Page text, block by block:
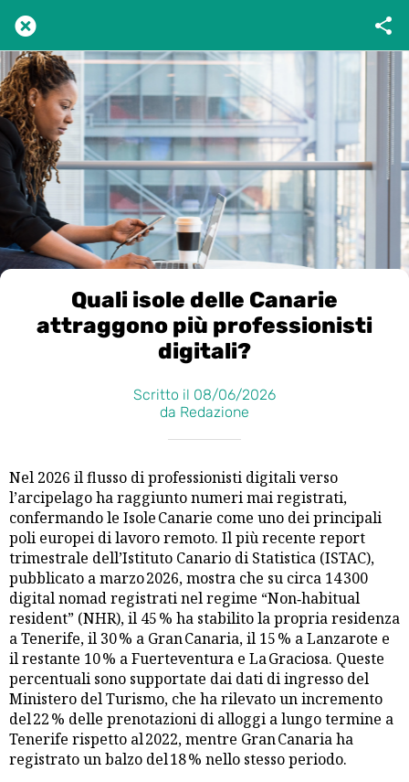
Quali isole delle Canarie
attraggono più professionisti
digitali?
Scritto il 08/06/2026
da Redazione
Nel 2026 il flusso di professionisti digitali verso
l’arcipelago ha raggiunto numeri mai registrati,
confermando le Isole Canarie come uno dei principali
poli europei di lavoro remoto. Il più recente report
trimestrale dell’Istituto Canario di Statistica (ISTAC),
pubblicato a marzo 2026, mostra che su circa 14 300
digital nomad registrati nel regime “Non‑habitual
resident” (NHR), il 45 % ha stabilito la propria residenza
a Tenerife, il 30 % a Gran Canaria, il 15 % a Lanzarote e
il restante 10 % a Fuerteventura e La Graciosa. Queste
percentuali sono supportate dai dati di ingresso del
Ministero del Turismo, che ha rilevato un incremento
del 22 % delle prenotazioni di alloggi a lungo termine a
Tenerife rispetto al 2022, mentre Gran Canaria ha
registrato un balzo del 18 % nello stesso periodo.